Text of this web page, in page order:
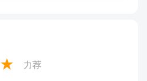
★ 力荐